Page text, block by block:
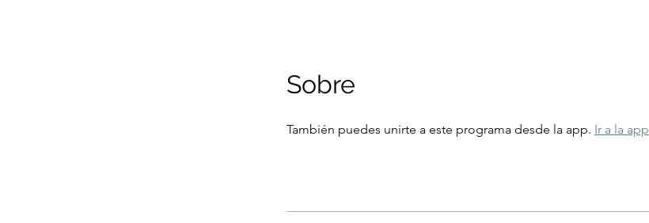
Sobre
También puedes unirte a este programa desde la app. Ir a la app